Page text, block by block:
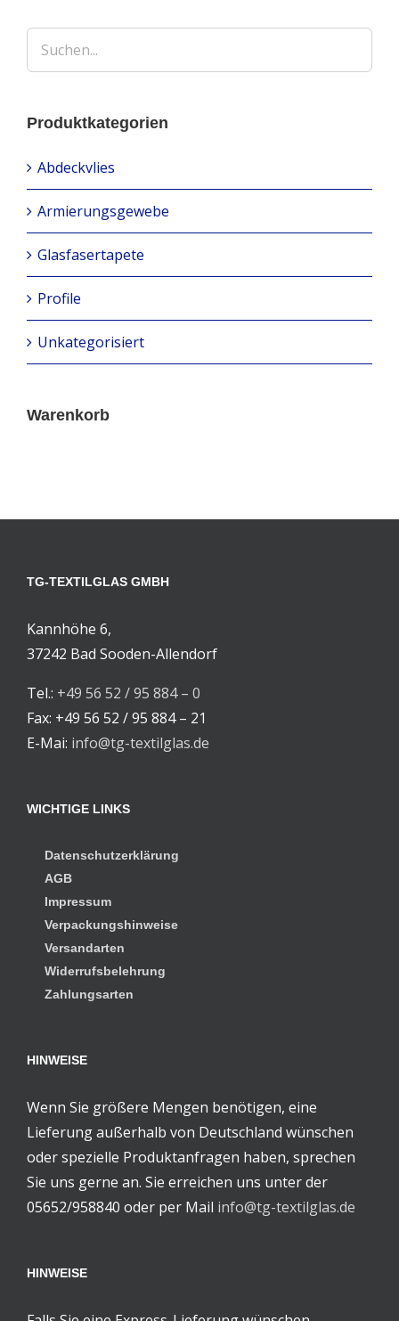
Produktkategorien
Abdeckvlies
Armierungsgewebe
Glasfasertapete
Profile
Unkategorisiert
Warenkorb
TG-TEXTILGLAS GMBH
Kannhöhe 6,
37242 Bad Sooden-Allendorf
Tel.: +49 56 52 / 95 884 – 0
Fax: +49 56 52 / 95 884 – 21
E-Mai: info@tg-textilglas.de
WICHTIGE LINKS
Datenschutzerklärung
AGB
Impressum
Verpackungshinweise
Versandarten
Widerrufsbelehrung
Zahlungsarten
HINWEISE
Wenn Sie größere Mengen benötigen, eine
Lieferung außerhalb von Deutschland wünschen
oder spezielle Produktanfragen haben, sprechen
Sie uns gerne an. Sie erreichen uns unter der
05652/958840 oder per Mail info@tg-textilglas.de
HINWEISE